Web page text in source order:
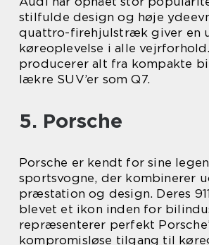
stilfulde design og høje
quattro-firehjulstræk giver en
køreoplevelse i alle
producerer alt fra kompakte
lækre SUV’er som Q7.
5. Porsche
Porsche er kendt for sine
sportsvogne, der kombinerer
præstation og design. Deres
blevet et ikon inden for
repræsenterer perfekt
kompromisløse tilgang til